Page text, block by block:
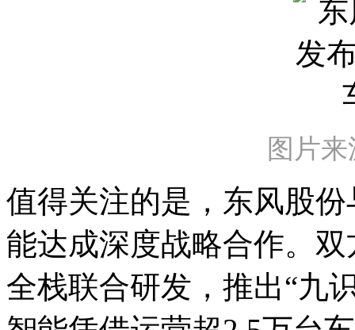
图片
值得关注的是，东风股
能达成深度战略合作。
全栈联合研发，推出“九